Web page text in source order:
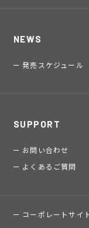
NEWS
発売スケジュール
SUPPORT
お問い合わせ
よくあるご質問
コーポレートサイ